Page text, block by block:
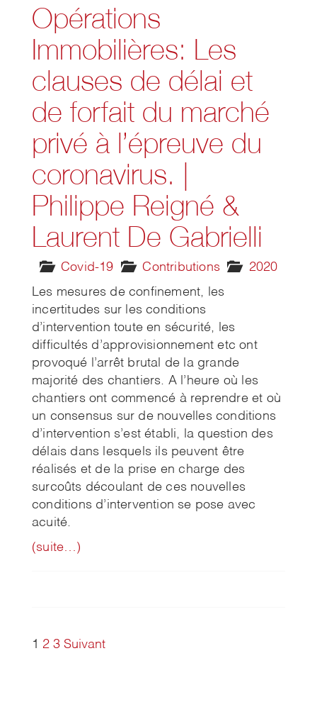
Opérations
Immobilières: Les
clauses de délai et
de forfait du marché
privé à l’épreuve du
coronavirus. |
Philippe Reigné &
Laurent De Gabrielli
2020
Contributions
Covid-19
Les mesures de confinement, les
incertitudes sur les conditions
d’intervention toute en sécurité, les
difficultés d’approvisionnement etc ont
provoqué l’arrêt brutal de la grande
majorité des chantiers. A l’heure où les
chantiers ont commencé à reprendre et où
un consensus sur de nouvelles conditions
d’intervention s’est établi, la question des
délais dans lesquels ils peuvent être
réalisés et de la prise en charge des
surcoûts découlant de ces nouvelles
conditions d’intervention se pose avec
acuité.
(suite…)
Pagination
1 2 3 Suivant